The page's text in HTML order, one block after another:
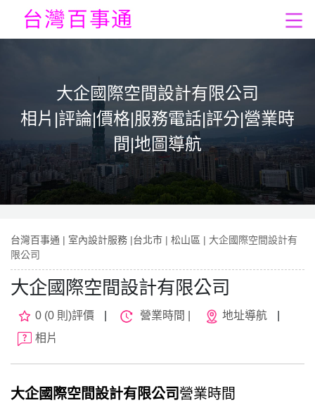
大企國際空間設計有限公司
相片|評論|價格|服務電話|評分|營業時
間|地圖導航
台灣百事通 | 室內設計服務 |台北市 | 松山區 | 大企國際空間設計有
限公司
大企國際空間設計有限公司
0 (0 則)評價 營業時間 | 地址導航
相片
大企國際空間設計有限公司 營業時間